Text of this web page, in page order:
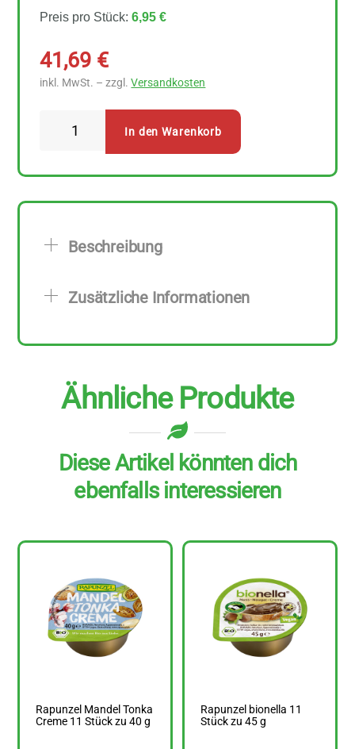
Preis pro Stück:6,95 €
41,69 €
inkl. MwSt. – zzgl.Versandkosten
250
Menge
In den Warenkorb
Beschreibung
Zusätzliche Informationen
Ähnliche Produkte
Diese Artikel könnten dich
ebenfalls interessieren
Rapunzel Mandel Tonka
Creme 11 Stück zu 40 g
Rapunzel bionella 11
Stück zu 45 g